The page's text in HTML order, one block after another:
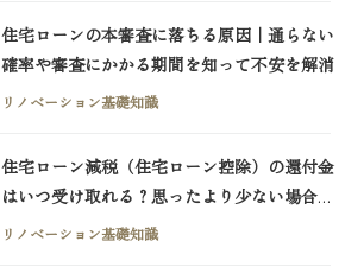
住宅ローンの本審査に落ちる原因｜通らない
確率や審査にかかる期間を知って不安を解消
リノベーション基礎知識
住宅ローン減税（住宅ローン控除）の還付金
はいつ受け取れる？思ったより少ない場合の
チェックポイント
リノベーション基礎知識